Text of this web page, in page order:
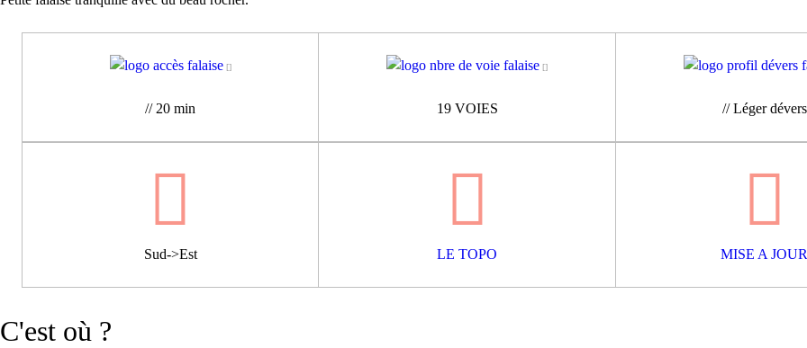
// 20 min 19 VOIES // Léger dévers
Sud->Est LE TOPO MISE A JOUR
C'est où ?